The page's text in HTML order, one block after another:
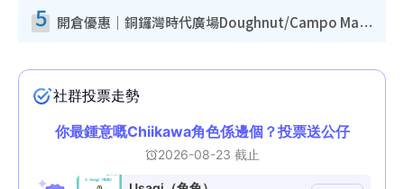
5 開倉優惠｜銅鑼灣時代廣場Doughnut/Campo Marzio開倉低至1折！背囊、書包、手袋劈價$200起